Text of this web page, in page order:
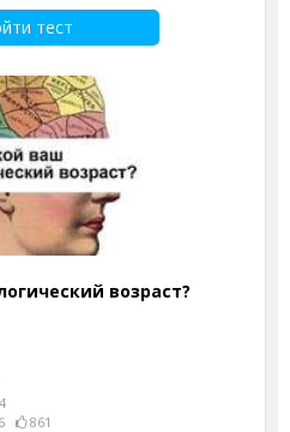
тест
возраст?
861